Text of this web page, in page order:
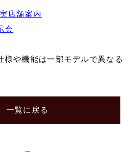
店舗案内
会
や機能は一部モデルで異なる
一覧に戻る